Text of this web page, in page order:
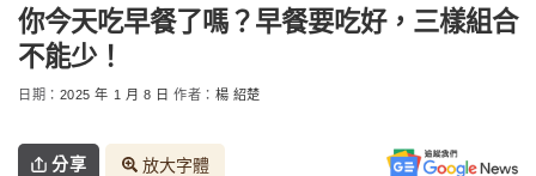
你今天吃早餐了嗎？早餐要吃好，三樣組合
不能少！
日期： 2025 年 1 月 8 日 作者： 楊 紹楚
分享 放大字體